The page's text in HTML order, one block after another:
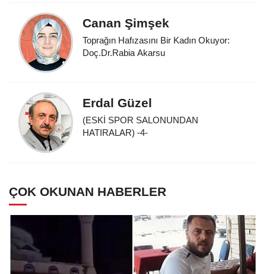
Canan Şimşek
Toprağın Hafızasını Bir Kadın Okuyor:
Doç.Dr.Rabia Akarsu
Erdal Güzel
(ESKİ SPOR SALONUNDAN
HATIRALAR) -4-
ÇOK OKUNAN HABERLER